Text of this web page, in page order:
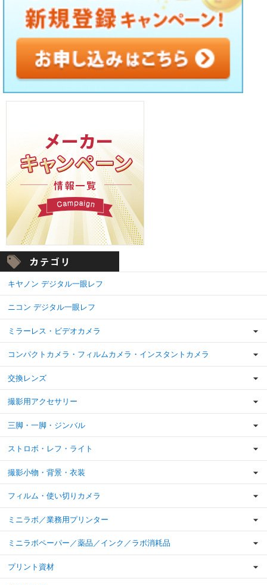
キヤノン デジタル一眼レフ
ニコン デジタル一眼レフ
ミラーレス・ビデオカメラ
コンパクトカメラ・フィルムカメラ・インスタントカメラ
交換レンズ
撮影用アクセサリー
三脚・一脚・ジンバル
ストロボ・レフ・ライト
撮影小物・背景・衣装
フィルム・使い切りカメラ
ミニラボ／業務用プリンター
ミニラボペーパー／薬品／インク／ラボ消耗品
プリント資材